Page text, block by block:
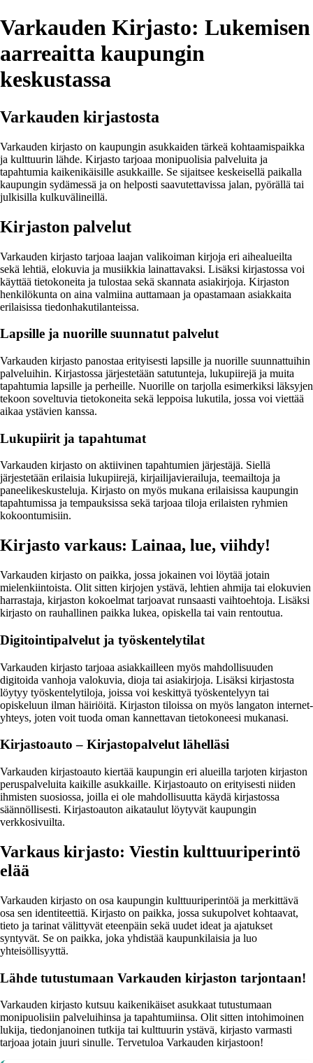
Varkauden Kirjasto: Lukemisen
aarreaitta kaupungin
keskustassa
Varkauden kirjastosta
Varkauden kirjasto on kaupungin asukkaiden tärkeä kohtaamispaikka
ja kulttuurin lähde. Kirjasto tarjoaa monipuolisia palveluita ja
tapahtumia kaikenikäisille asukkaille. Se sijaitsee keskeisellä paikalla
kaupungin sydämessä ja on helposti saavutettavissa jalan, pyörällä tai
julkisilla kulkuvälineillä.
Kirjaston palvelut
Varkauden kirjasto tarjoaa laajan valikoiman kirjoja eri aihealueilta
sekä lehtiä, elokuvia ja musiikkia lainattavaksi. Lisäksi kirjastossa voi
käyttää tietokoneita ja tulostaa sekä skannata asiakirjoja. Kirjaston
henkilökunta on aina valmiina auttamaan ja opastamaan asiakkaita
erilaisissa tiedonhakutilanteissa.
Lapsille ja nuorille suunnatut palvelut
Varkauden kirjasto panostaa erityisesti lapsille ja nuorille suunnattuihin
palveluihin. Kirjastossa järjestetään satutunteja, lukupiirejä ja muita
tapahtumia lapsille ja perheille. Nuorille on tarjolla esimerkiksi läksyjen
tekoon soveltuvia tietokoneita sekä leppoisa lukutila, jossa voi viettää
aikaa ystävien kanssa.
Lukupiirit ja tapahtumat
Varkauden kirjasto on aktiivinen tapahtumien järjestäjä. Siellä
järjestetään erilaisia lukupiirejä, kirjailijavierailuja, teemailtoja ja
paneelikeskusteluja. Kirjasto on myös mukana erilaisissa kaupungin
tapahtumissa ja tempauksissa sekä tarjoaa tiloja erilaisten ryhmien
kokoontumisiin.
Kirjasto varkaus: Lainaa, lue, viihdy!
Varkauden kirjasto on paikka, jossa jokainen voi löytää jotain
mielenkiintoista. Olit sitten kirjojen ystävä, lehtien ahmija tai elokuvien
harrastaja, kirjaston kokoelmat tarjoavat runsaasti vaihtoehtoja. Lisäksi
kirjasto on rauhallinen paikka lukea, opiskella tai vain rentoutua.
Digitointipalvelut ja työskentelytilat
Varkauden kirjasto tarjoaa asiakkailleen myös mahdollisuuden
digitoida vanhoja valokuvia, dioja tai asiakirjoja. Lisäksi kirjastosta
löytyy työskentelytiloja, joissa voi keskittyä työskentelyyn tai
opiskeluun ilman häiriöitä. Kirjaston tiloissa on myös langaton internet-
yhteys, joten voit tuoda oman kannettavan tietokoneesi mukanasi.
Kirjastoauto – Kirjastopalvelut lähelläsi
Varkauden kirjastoauto kiertää kaupungin eri alueilla tarjoten kirjaston
peruspalveluita kaikille asukkaille. Kirjastoauto on erityisesti niiden
ihmisten suosiossa, joilla ei ole mahdollisuutta käydä kirjastossa
säännöllisesti. Kirjastoauton aikataulut löytyvät kaupungin
verkkosivuilta.
Varkaus kirjasto: Viestin kulttuuriperintö
elää
Varkauden kirjasto on osa kaupungin kulttuuriperintöä ja merkittävä
osa sen identiteettiä. Kirjasto on paikka, jossa sukupolvet kohtaavat,
tieto ja tarinat välittyvät eteenpäin sekä uudet ideat ja ajatukset
syntyvät. Se on paikka, joka yhdistää kaupunkilaisia ja luo
yhteisöllisyyttä.
Lähde tutustumaan Varkauden kirjaston tarjontaan!
Varkauden kirjasto kutsuu kaikenikäiset asukkaat tutustumaan
monipuolisiin palveluihinsa ja tapahtumiinsa. Olit sitten intohimoinen
lukija, tiedonjanoinen tutkija tai kulttuurin ystävä, kirjasto varmasti
tarjoaa jotain juuri sinulle. Tervetuloa Varkauden kirjastoon!